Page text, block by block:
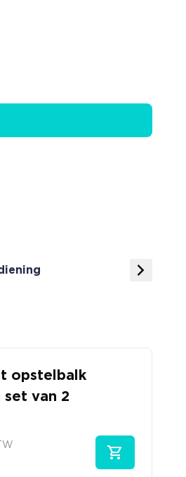
opstelbalk
van 2